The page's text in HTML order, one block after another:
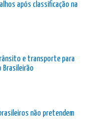
após classificação na
e transporte para
Brasileirão
não pretendem